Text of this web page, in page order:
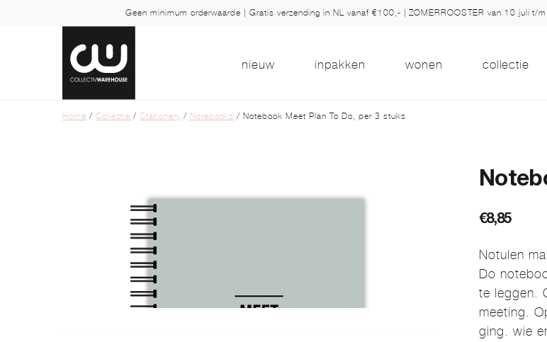
Geen minimum orderwaarde | Gratis verzending in NL vanaf €100,- | ZOMERROOSTER van 10 juli
nieuw inpakken wonen collectie
Home / Collectie /Stationery / Notebooks / Notebook Meet Plan To Do, per 3 stuks
€8,85
Notulen
Do
te leggen.
meeting.
ging. wie